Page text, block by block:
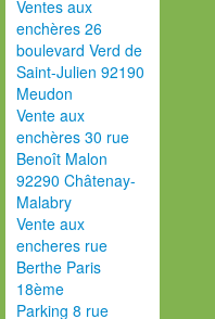
Ventes aux
enchères 26
boulevard Verd de
Saint-Julien 92190
Meudon
Vente aux
enchères 30 rue
Benoît Malon
92290 Châtenay-
Malabry
Vente aux
encheres rue
Berthe Paris
18ème
Parking 8 rue